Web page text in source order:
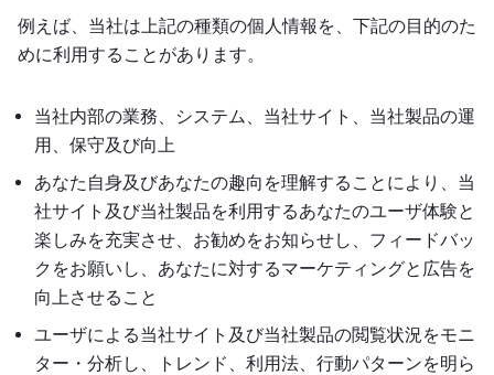
例えば、当社は上記の種類の個人情報を、下記の目的のた
めに利用することがあります。
当社内部の業務、システム、当社サイト、当社製品の運
用、保守及び向上
あなた自身及びあなたの趣向を理解することにより、当
社サイト及び当社製品を利用するあなたのユーザ体験と
楽しみを充実させ、お勧めをお知らせし、フィードバッ
クをお願いし、あなたに対するマーケティングと広告を
向上させること
ユーザによる当社サイト及び当社製品の閲覧状況をモニ
ター・分析し、トレンド、利用法、行動パターンを明ら